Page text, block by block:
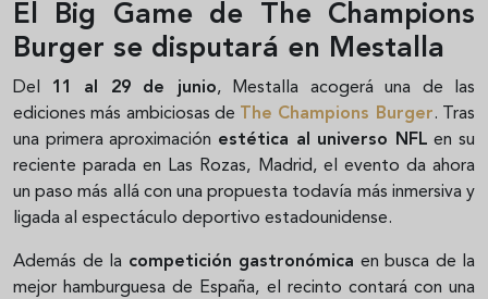
El Big Game de The Champions
Burger se disputará en Mestalla
Del 11 al 29 de junio, Mestalla acogerá una de las
ediciones más ambiciosas de The Champions Burger. Tras
una primera aproximación estética al universo NFL en su
reciente parada en Las Rozas, Madrid, el evento da ahora
un paso más allá con una propuesta todavía más inmersiva y
ligada al espectáculo deportivo estadounidense.
Además de la competición gastronómica en busca de la
mejor hamburguesa de España, el recinto contará con una